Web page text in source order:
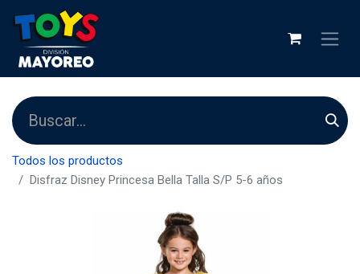
Todos los productos
Disfraz Disney Princesa Bella Talla S/P 5-6 años